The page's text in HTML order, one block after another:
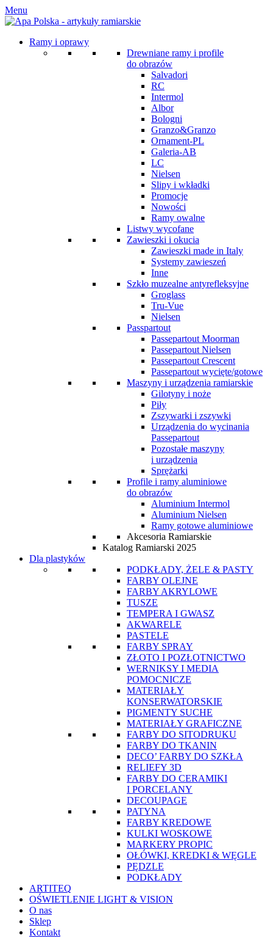
Menu
Ramy i oprawy
Drewniane ramy i profile
do obrazów
Salvadori
RC
Intermol
Albor
Bologni
Granzo&Granzo
Ornament-PL
Galeria-AB
LC
Nielsen
Slipy i wkładki
Promocje
Nowości
Ramy owalne
Listwy wycofane
Zawieszki i okucia
Zawieszki made in Italy
Systemy zawieszeń
Inne
Szkło muzealne antyrefleksyjne
Groglass
Tru-Vue
Nielsen
Passpartout
Passepartout Moorman
Passepartout Nielsen
Passepartout Crescent
Passepartout wycięte/gotowe
Maszyny i urządzenia ramiarskie
Gilotyny i noże
Piły
Zszywarki i zszywki
Urządzenia do wycinania
Passepartout
Pozostałe maszyny
i urządzenia
Sprężarki
Profile i ramy aluminiowe
do obrazów
Aluminium Intermol
Aluminium Nielsen
Ramy gotowe aluminiowe
Akcesoria Ramiarskie
Katalog Ramiarski 2025
Dla plastyków
PODKŁADY, ŻELE & PASTY
FARBY OLEJNE
FARBY AKRYLOWE
TUSZE
TEMPERA I GWASZ
AKWARELE
PASTELE
FARBY SPRAY
ZŁOTO I POZŁOTNICTWO
WERNIKSY I MEDIA
POMOCNICZE
MATERIAŁY
KONSERWATORSKIE
PIGMENTY SUCHE
MATERIAŁY GRAFICZNE
FARBY DO SITODRUKU
FARBY DO TKANIN
DECO’ FARBY DO SZKŁA
RELIEFY 3D
FARBY DO CERAMIKI
I PORCELANY
DECOUPAGE
PATYNA
FARBY KREDOWE
KULKI WOSKOWE
MARKERY PROPIC
OŁÓWKI, KREDKI & WĘGLE
PĘDZLE
PODKŁADY
ARTITEQ
OŚWIETLENIE LIGHT & VISION
O nas
Sklep
Kontakt